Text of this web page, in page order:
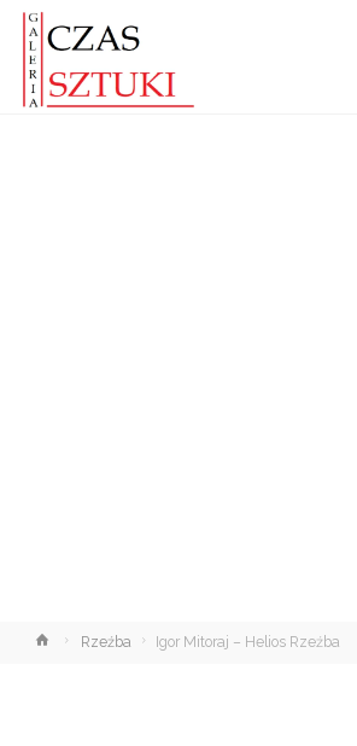
StronaRzeźba Igor Mitoraj – Helios Rzeźba